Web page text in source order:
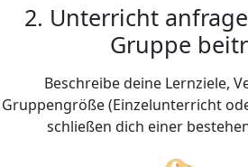
2. Unterricht
Gruppe
Beschreibe deine Lernziele,
Gruppengröße (Einzelunterricht
schließen dich einer